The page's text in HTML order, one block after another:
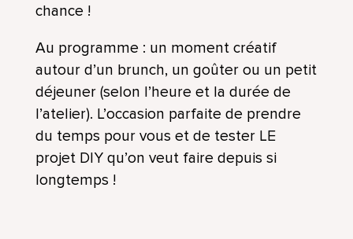
chance !
Au programme : un moment créatif
autour d’un brunch, un goûter ou un petit
déjeuner (selon l’heure et la durée de
l’atelier). L’occasion parfaite de prendre
du temps pour vous et de tester LE
projet DIY qu’on veut faire depuis si
longtemps !